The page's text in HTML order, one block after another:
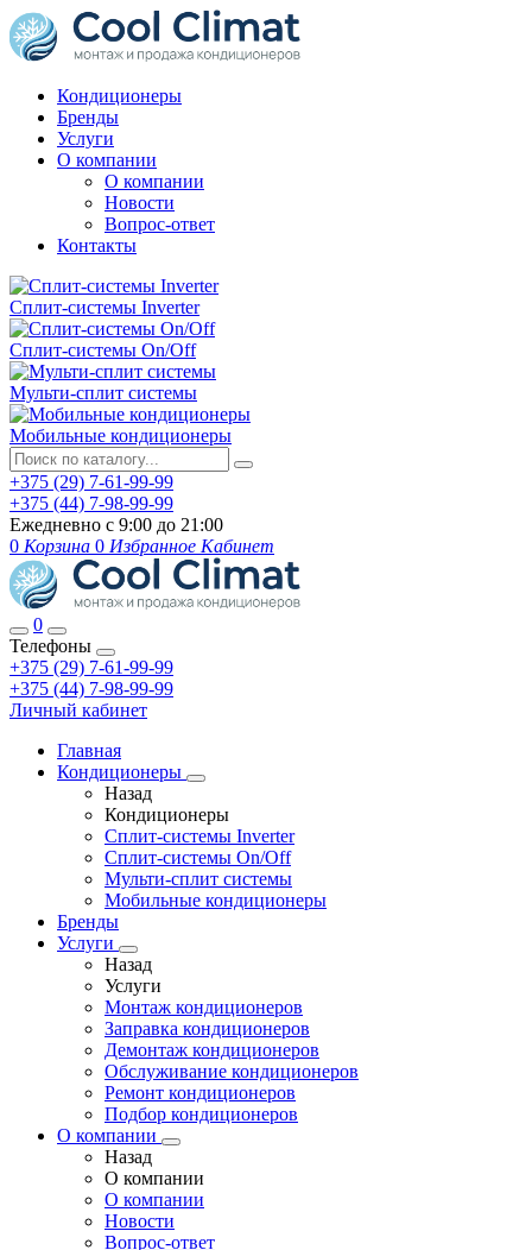
Кондиционеры
Бренды
Услуги
О компании
О компании
Новости
Вопрос-ответ
Контакты
Сплит-системы Inverter
Сплит-системы On/Off
Мульти-сплит системы
Мобильные кондиционеры
+375 (29) 7-61-99-99
+375 (44) 7-98-99-99
Ежедневно с 9:00 до 21:00
0 Корзина 0 Избранное Кабинет
0
Телефоны
+375 (29) 7-61-99-99
+375 (44) 7-98-99-99
Личный кабинет
Главная
Кондиционеры
Назад
Кондиционеры
Сплит-системы Inverter
Сплит-системы On/Off
Мульти-сплит системы
Мобильные кондиционеры
Бренды
Услуги
Назад
Услуги
Монтаж кондиционеров
Заправка кондиционеров
Демонтаж кондиционеров
Обслуживание кондиционеров
Ремонт кондиционеров
Подбор кондиционеров
О компании
Назад
О компании
О компании
Новости
Вопрос-ответ